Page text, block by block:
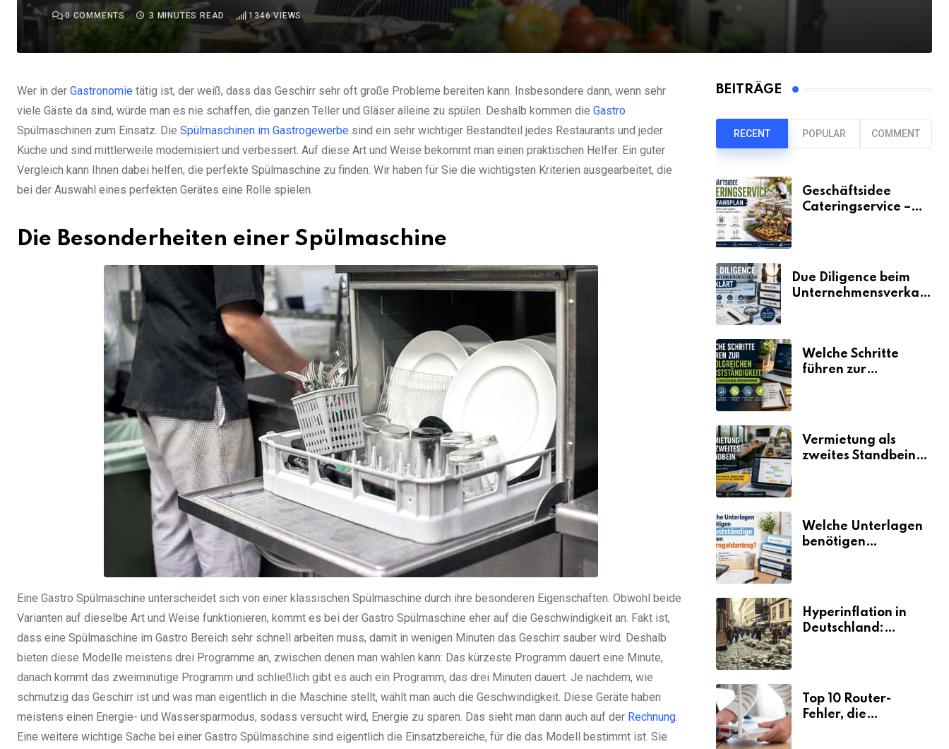
0COMMENTS 3 MINUTES READ 1346VIEWS
Wer in der Gastronomie tätig ist, der weiß, dass das Geschirr sehr oft große Probleme bereiten kann. Insbesondere dann, wenn sehr
viele Gäste da sind, würde man es nie schaffen, die ganzen Teller und Gläser alleine zu spülen. Deshalb kommen die Gastro
Spülmaschinen zum Einsatz. Die Spülmaschinen im Gastrogewerbe sind ein sehr wichtiger Bestandteil jedes Restaurants und jeder
Küche und sind mittlerweile modernisiert und verbessert. Auf diese Art und Weise bekommt man einen praktischen Helfer. Ein guter
Vergleich kann Ihnen dabei helfen, die perfekte Spülmaschine zu finden. Wir haben für Sie die wichtigsten Kriterien ausgearbeitet, die
bei der Auswahl eines perfekten Gerätes eine Rolle spielen.
Die Besonderheiten einer Spülmaschine
Eine Gastro Spülmaschine unterscheidet sich von einer klassischen Spülmaschine durch ihre besonderen Eigenschaften. Obwohl beide
Varianten auf dieselbe Art und Weise funktionieren, kommt es bei der Gastro Spülmaschine eher auf die Geschwindigkeit an. Fakt ist,
dass eine Spülmaschine im Gastro Bereich sehr schnell arbeiten muss, damit in wenigen Minuten das Geschirr sauber wird. Deshalb
bieten diese Modelle meistens drei Programme an, zwischen denen man wählen kann: Das kürzeste Programm dauert eine Minute,
danach kommt das zweiminütige Programm und schließlich gibt es auch ein Programm, das drei Minuten dauert. Je nachdem, wie
schmutzig das Geschirr ist und was man eigentlich in die Maschine stellt, wählt man auch die Geschwindigkeit. Diese Geräte haben
meistens einen Energie- und Wassersparmodus, sodass versucht wird, Energie zu sparen. Das sieht man dann auch auf der Rechnung.
Eine weitere wichtige Sache bei einer Gastro Spülmaschine sind eigentlich die Einsatzbereiche, für die das Modell bestimmt ist. Sie
BEITRÄGE
RECENT POPULAR COMMENT
Geschäftsidee
Cateringservice –
Due Diligence beim
Unternehmensverkauf
Welche Schritte
führen zur
Vermietung als
zweites Standbein:
Umsätze machen
Welche Unterlagen
benötigen
Hyperinflation in
Deutschland:
Top 10 Router-
Fehler, die